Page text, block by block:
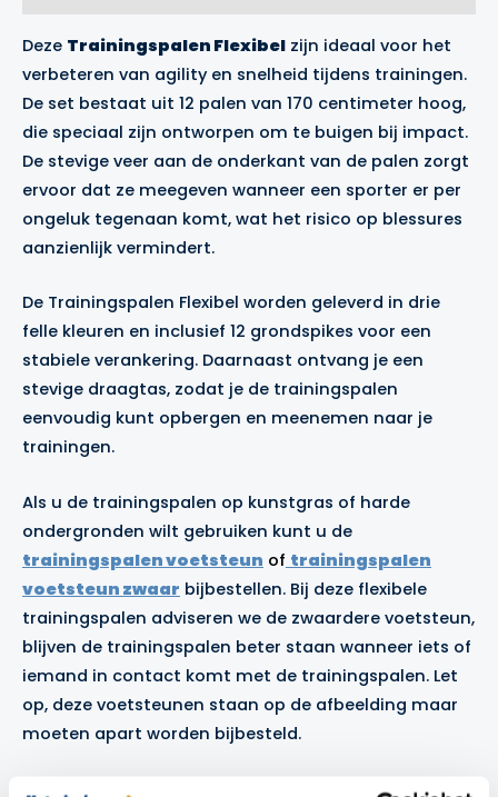
Deze Trainingspalen Flexibel zijn ideaal voor het
verbeteren van agility en snelheid tijdens trainingen.
De set bestaat uit 12 palen van 170 centimeter hoog,
die speciaal zijn ontworpen om te buigen bij impact.
De stevige veer aan de onderkant van de palen zorgt
ervoor dat ze meegeven wanneer een sporter er per
ongeluk tegenaan komt, wat het risico op blessures
aanzienlijk vermindert.
De Trainingspalen Flexibel worden geleverd in drie
felle kleuren en inclusief 12 grondspikes voor een
stabiele verankering. Daarnaast ontvang je een
stevige draagtas, zodat je de trainingspalen
eenvoudig kunt opbergen en meenemen naar je
trainingen.
Als u de trainingspalen op kunstgras of harde
ondergronden wilt gebruiken kunt u de
trainingspalen voetsteun of trainingspalen
voetsteun zwaar bijbestellen. Bij deze flexibele
trainingspalen adviseren we de zwaardere voetsteun,
blijven de trainingspalen beter staan wanneer iets of
iemand in contact komt met de trainingspalen. Let
op, deze voetsteunen staan op de afbeelding maar
moeten apart worden bijbesteld.